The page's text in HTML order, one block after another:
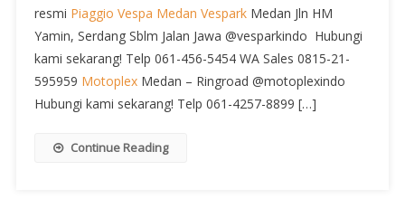
resmi Piaggio Vespa Medan VesparkMedan Jln HM
Yamin, Serdang Sblm Jalan Jawa @vesparkindo ️ Hubungi
kami sekarang! Telp 061-456-5454 WA Sales 0815-21-
595959 MotoplexMedan – Ringroad @motoplexindo ️
Hubungi kami sekarang! Telp 061-4257-8899 […]
Continue Reading